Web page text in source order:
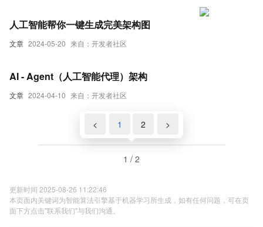
文章 2024-05-20 来自：开发者社区
人工智能帮你一键生成完美架构图
文章 2024-04-10 来自：开发者社区
AI - Agent（人工智能代理）架构
< 1 2 >
1 / 2
更新时间 2025-08-26 11:22:46
本页面内关键词为智能算法引擎基于机器学习所生成，如有任何问题，可在页
面下方点击"联系我们"与我们沟通。